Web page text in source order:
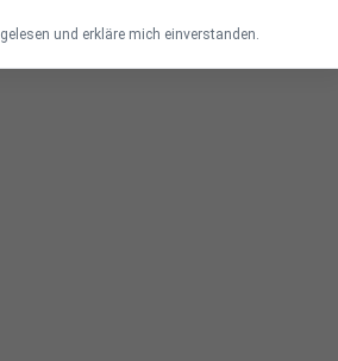
gelesen und erkläre mich einverstanden.